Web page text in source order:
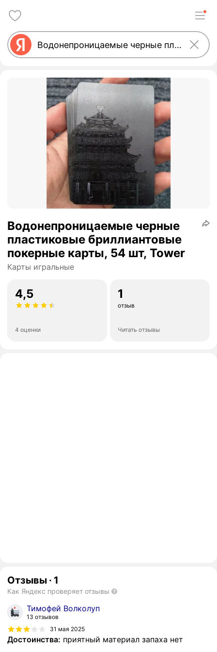
Водонепроницаемые черные
пластиковые бриллиантовые
покерные карты, 54 шт, Tower
Карты игральные
4,5
4 оценки
1
отзыв
Читать отзывы
Отзывы · 1
Как Яндекс проверяет отзывы
Тимофей Волколуп
13 отзывов
31 мая 2025
Достоинства: приятный материал запаха нет